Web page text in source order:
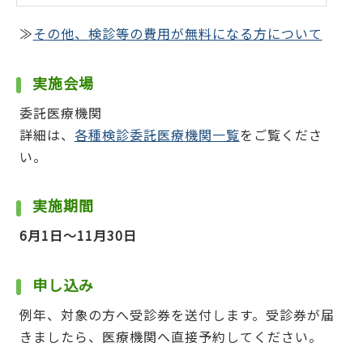
≫その他、検診等の費用が無料になる方について
実施会場
委託医療機関
詳細は、 各種検診委託医療機関一覧をご覧くださ
い。
実施期間
6月1日～11月30日
申し込み
例年、対象の方へ受診券を送付します。受診券が届
きましたら、医療機関へ直接予約してください。